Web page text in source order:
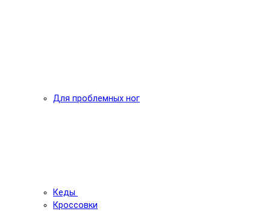
Для проблемных ног
Кеды
Кроссовки